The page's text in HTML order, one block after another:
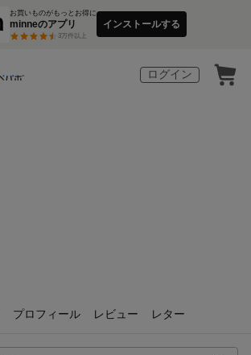
お買いものがもっとお得に
minneのアプリ
3万件以上
インストールする
ログイン
プロフィール レビュー レター